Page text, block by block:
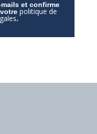
et confirme
politique de
.